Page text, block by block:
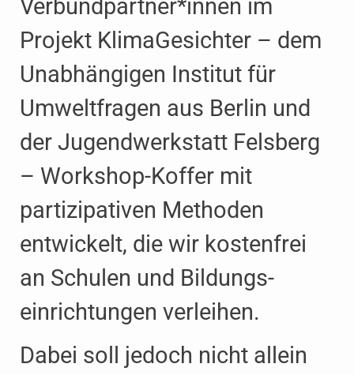
Verbund­partner*innen im
Projekt KlimaGesichter – dem
Unabhängigen Institut für
Umwelt­fragen aus Berlin und
der Jugend­werkstatt Felsberg
– Workshop-Koffer mit
partizipativen Methoden
entwickelt, die wir kostenfrei
an Schulen und Bildungs­
einrichtungen verleihen.
Dabei soll jedoch nicht allein